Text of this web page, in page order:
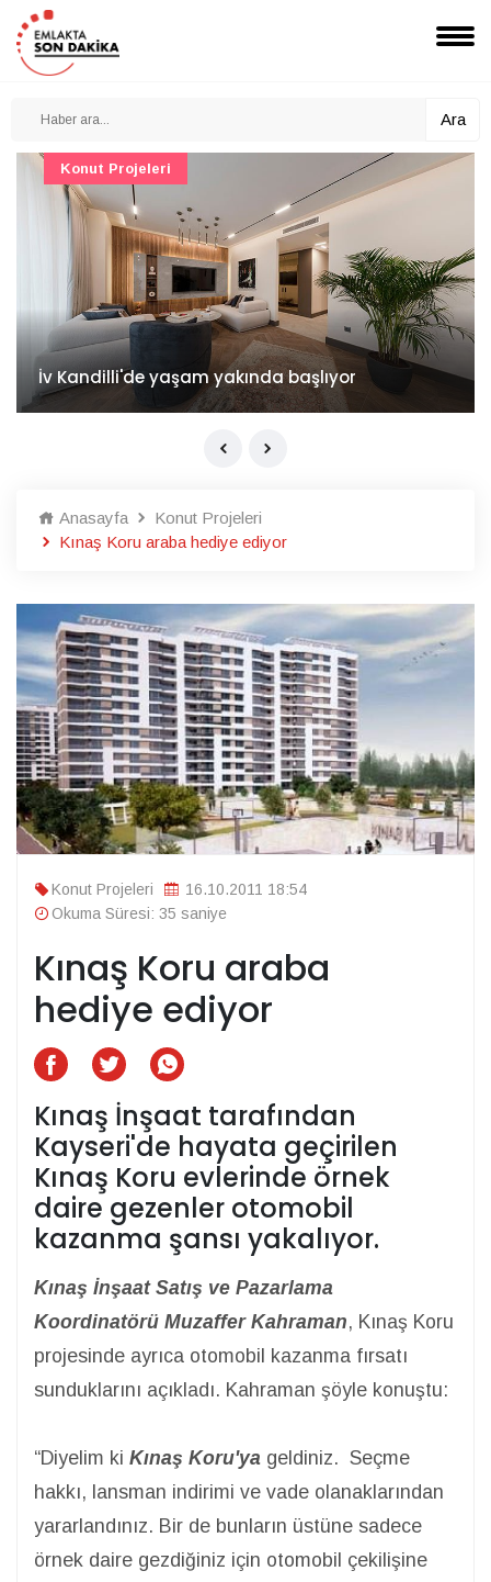
Ara
İv Kandilli'de yaşam yakında başlıyor
Konut Projeleri
Anasayfa
Konut Projeleri
Kınaş Koru araba hediye ediyor
Konut Projeleri
16.10.2011 18:54
Okuma Süresi: 35 saniye
Kınaş Koru araba
hediye ediyor
Kınaş İnşaat tarafından
Kayseri'de hayata geçirilen
Kınaş Koru evlerinde örnek
daire gezenler otomobil
kazanma şansı yakalıyor.
Kınaş İnşaat Satış ve Pazarlama
Koordinatörü Muzaffer Kahraman, Kınaş Koru
projesinde ayrıca otomobil kazanma fırsatı
sunduklarını açıkladı. Kahraman şöyle konuştu:
“Diyelim ki Kınaş Koru'ya geldiniz. Seçme
hakkı, lansman indirimi ve vade olanaklarından
yararlandınız. Bir de bunların üstüne sadece
örnek daire gezdiğiniz için otomobil çekilişine